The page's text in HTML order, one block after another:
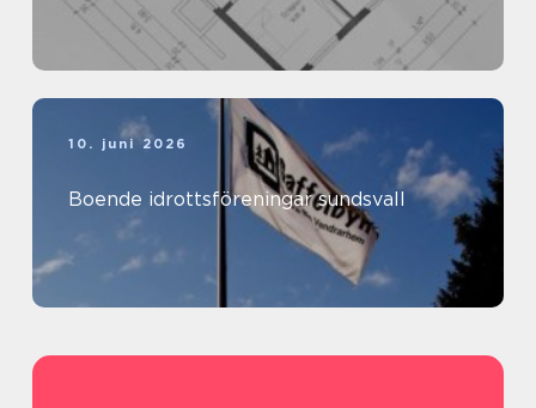
10. juni 2026
Boende idrottsföreningar sundsvall